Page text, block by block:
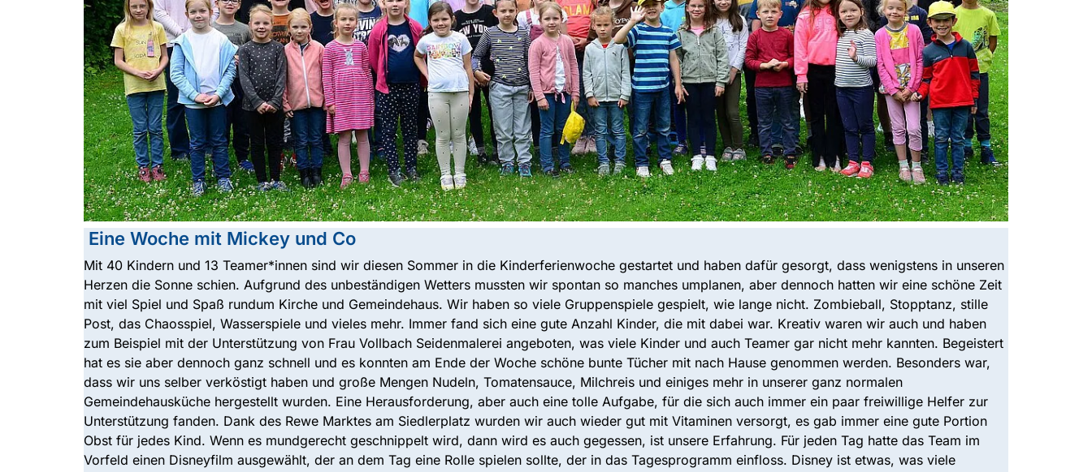
Eine Woche mit Mickey und Co
Mit 40 Kindern und 13 Teamer*innen sind wir diesen Sommer in die Kinderferienwoche gestartet und haben dafür gesorgt, dass wenigstens in unseren
Herzen die Sonne schien. Aufgrund des unbeständigen Wetters mussten wir spontan so manches umplanen, aber dennoch hatten wir eine schöne Zeit
mit viel Spiel und Spaß rundum Kirche und Gemeindehaus. Wir haben so viele Gruppenspiele gespielt, wie lange nicht. Zombieball, Stopptanz, stille
Post, das Chaosspiel, Wasserspiele und vieles mehr. Immer fand sich eine gute Anzahl Kinder, die mit dabei war. Kreativ waren wir auch und haben
zum Beispiel mit der Unterstützung von Frau Vollbach Seidenmalerei angeboten, was viele Kinder und auch Teamer gar nicht mehr kannten. Begeistert
hat es sie aber dennoch ganz schnell und es konnten am Ende der Woche schöne bunte Tücher mit nach Hause genommen werden. Besonders war,
dass wir uns selber verköstigt haben und große Mengen Nudeln, Tomatensauce, Milchreis und einiges mehr in unserer ganz normalen
Gemeindehausküche hergestellt wurden. Eine Herausforderung, aber auch eine tolle Aufgabe, für die sich auch immer ein paar freiwillige Helfer zur
Unterstützung fanden. Dank des Rewe Marktes am Siedlerplatz wurden wir auch wieder gut mit Vitaminen versorgt, es gab immer eine gute Portion
Obst für jedes Kind. Wenn es mundgerecht geschnippelt wird, dann wird es auch gegessen, ist unsere Erfahrung. Für jeden Tag hatte das Team im
Vorfeld einen Disneyfilm ausgewählt, der an dem Tag eine Rolle spielen sollte, der in das Tagesprogramm einfloss. Disney ist etwas, was viele